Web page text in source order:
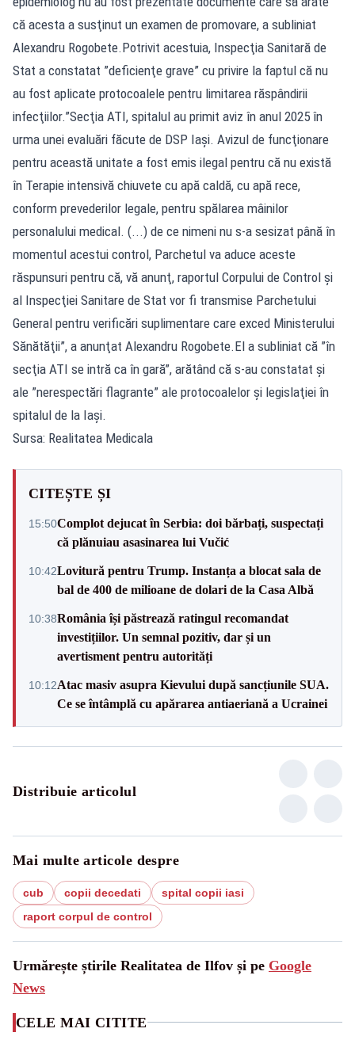
că acesta a susţinut un examen de promovare, a subliniat
Alexandru Rogobete.Potrivit acestuia, Inspecţia Sanitară de
Stat a constatat ”deficienţe grave” cu privire la faptul că nu
au fost aplicate protocoalele pentru limitarea răspândirii
infecţiilor.”Secţia ATI, spitalul au primit aviz în anul 2025 în
urma unei evaluări făcute de DSP Iaşi. Avizul de funcţionare
pentru această unitate a fost emis ilegal pentru că nu există
în Terapie intensivă chiuvete cu apă caldă, cu apă rece,
conform prevederilor legale, pentru spălarea mâinilor
personalului medical. (...) de ce nimeni nu s-a sesizat până în
momentul acestui control, Parchetul va aduce aceste
răspunsuri pentru că, vă anunţ, raportul Corpului de Control şi
al Inspecţiei Sanitare de Stat vor fi transmise Parchetului
General pentru verificări suplimentare care exced Ministerului
Sănătăţii”, a anunţat Alexandru Rogobete.El a subliniat că ”în
secţia ATI se intră ca în gară”, arătând că s-au constatat şi
ale ”nerespectări flagrante” ale protocoalelor şi legislaţiei în
spitalul de la Iaşi.
Sursa: Realitatea Medicala
CITEȘTE ȘI
15:50Complot dejucat în Serbia: doi bărbați, suspectați
că plănuiau asasinarea lui Vučić
10:42Lovitură pentru Trump. Instanța a blocat sala de
bal de 400 de milioane de dolari de la Casa Albă
10:38România își păstrează ratingul recomandat
investițiilor. Un semnal pozitiv, dar și un
avertisment pentru autorități
10:12Atac masiv asupra Kievului după sancțiunile SUA.
Ce se întâmplă cu apărarea antiaeriană a Ucrainei
Distribuie articolul
Mai multe articole despre
cub copii decedati
spital copii iasi
raport corpul de control
Urmărește știrile Realitatea de Ilfov și pe Google
News
CELE MAI CITITE